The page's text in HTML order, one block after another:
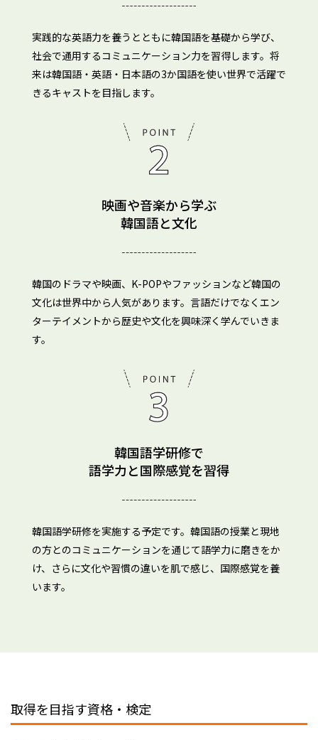
実践的な英語力を養うとともに韓国語を基礎から学び、
社会で通用するコミュニケーション力を習得します。将
来は韓国語・英語・日本語の3か国語を使い世界で活躍で
きるキャストを目指します。
映画や音楽から学ぶ
韓国語と文化
韓国のドラマや映画、K-POPやファッションなど韓国の
文化は世界中から人気があります。言語だけでなくエン
ターテイメントから歴史や文化を興味深く学んでいきま
す。
韓国語学研修で
語学力と国際感覚を習得
韓国語学研修を実施する予定です。韓国語の授業と現地
の方とのコミュニケーションを通じて語学力に磨きをか
け、さらに文化や習慣の違いを肌で感じ、国際感覚を養
います。
取得を目指す資格・検定